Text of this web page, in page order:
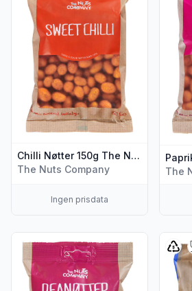
Chilli Nøtter 150g The Nuts Company
The Nuts Company
Ingen prisdata
The
Vis flere detaljer for produktet Vis